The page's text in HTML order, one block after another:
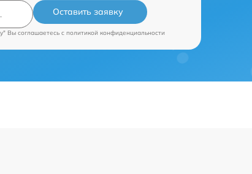
Оставить заявку
Вы соглашаетесь c политикой конфиденциальности